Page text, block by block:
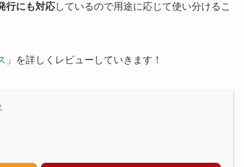
行にも対応しているので用途に応じて使い分けるこ
」を詳しくレビューしていきます！